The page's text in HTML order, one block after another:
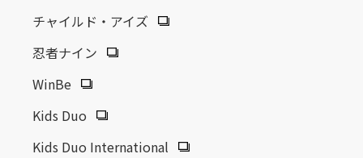
チャイルド・アイズ
忍者ナイン
WinBe
Kids Duo
Kids Duo International